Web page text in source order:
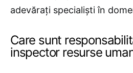
adevărați specialiști în
Care sunt
inspector resurse